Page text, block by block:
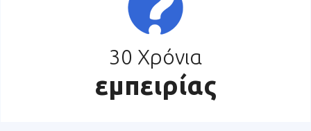
30 Χρόνια
εμπειρίας